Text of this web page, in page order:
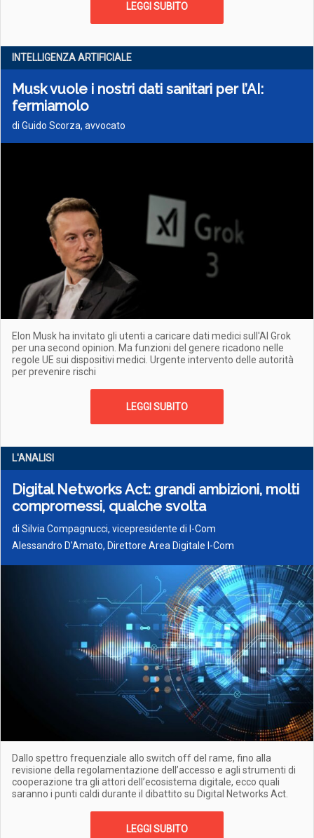
LEGGI SUBITO
INTELLIGENZA ARTIFICIALE
Musk vuole i nostri dati sanitari per l’AI:
fermiamolo
di Guido Scorza, avvocato
Elon Musk ha invitato gli utenti a caricare dati medici sull'AI Grok
per una second opinion. Ma funzioni del genere ricadono nelle
regole UE sui dispositivi medici. Urgente intervento delle autorità
per prevenire rischi
LEGGI SUBITO
L'ANALISI
Digital Networks Act: grandi ambizioni, molti
compromessi, qualche svolta
di Silvia Compagnucci, vicepresidente di I-Com
Alessandro D'Amato, Direttore Area Digitale I-Com
Dallo spettro frequenziale allo switch off del rame, fino alla
revisione della regolamentazione dell’accesso e agli strumenti di
cooperazione tra gli attori dell’ecosistema digitale, ecco quali
saranno i punti caldi durante il dibattito su Digital Networks Act.
LEGGI SUBITO